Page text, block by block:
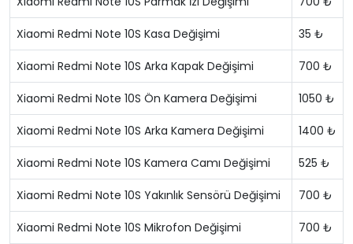
Xiaomi Redmi Note 10S Kasa Değişimi 35 ₺
Xiaomi Redmi Note 10S Arka Kapak Değişimi 700 ₺
Xiaomi Redmi Note 10S Ön Kamera Değişimi 1050 ₺
Xiaomi Redmi Note 10S Arka Kamera Değişimi 1400 ₺
Xiaomi Redmi Note 10S Kamera Camı Değişimi 525 ₺
Xiaomi Redmi Note 10S Yakınlık Sensörü Değişimi 700 ₺
Xiaomi Redmi Note 10S Mikrofon Değişimi 700 ₺